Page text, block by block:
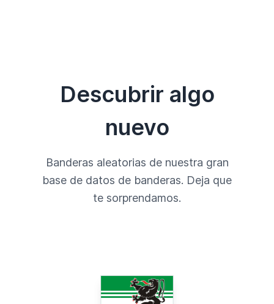
Descubrir algo
nuevo
Banderas aleatorias de nuestra gran
base de datos de banderas. Deja que
te sorprendamos.